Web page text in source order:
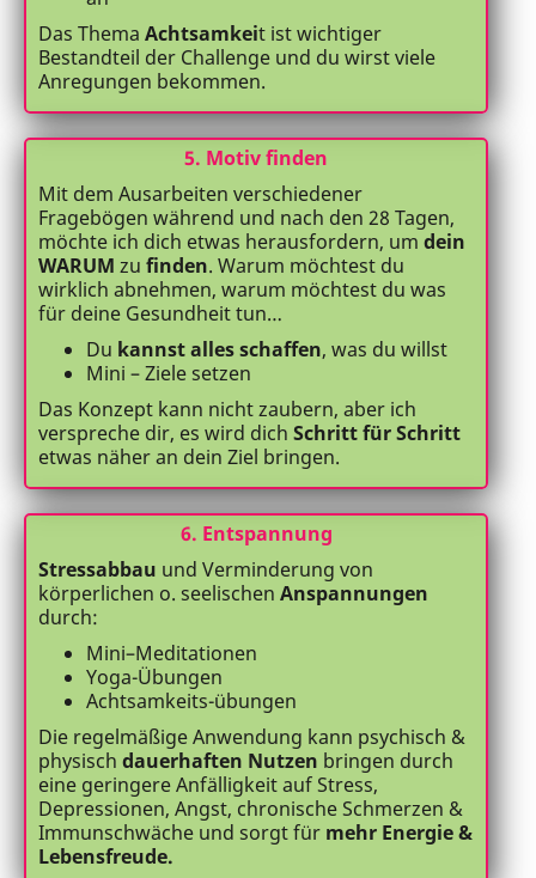
Das Thema Achtsamkeit ist wichtiger
Bestandteil der Challenge und du wirst viele
Anregungen bekommen.
5. Motiv finden
Mit dem Ausarbeiten verschiedener
Fragebögen während und nach den 28 Tagen,
möchte ich dich etwas herausfordern, um dein
WARUM zu finden. Warum möchtest du
wirklich abnehmen, warum möchtest du was
für deine Gesundheit tun…
Du kannst alles schaffen, was du willst
Mini – Ziele setzen
Das Konzept kann nicht zaubern, aber ich
verspreche dir, es wird dich Schritt für Schritt
etwas näher an dein Ziel bringen.
6. Entspannung
Stressabbau und Verminderung von
körperlichen o. seelischen Anspannungen
durch:
Mini–Meditationen
Yoga-Übungen
Achtsamkeits-übungen
Die regelmäßige Anwendung kann psychisch &
physisch dauerhaften Nutzen bringen durch
eine geringere Anfälligkeit auf Stress,
Depressionen, Angst, chronische Schmerzen &
Immunschwäche und sorgt für mehr Energie &
Lebensfreude.